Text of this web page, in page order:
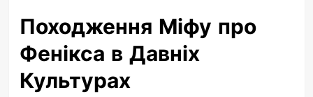
Походження Міфу про
Фенікса в Давніх
Культурах